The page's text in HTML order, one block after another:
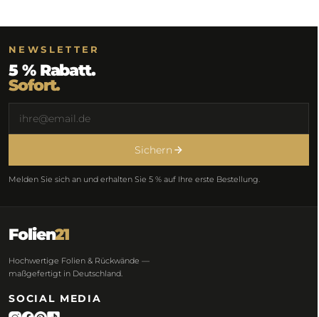
NEWSLETTER
5 % Rabatt.
Sofort.
Sichern
Melden Sie sich an und erhalten Sie 5 % auf Ihre erste Bestellung.
Folien21
Hochwertige Folien & Rückwände —
maßgefertigt in Deutschland.
SOCIAL MEDIA